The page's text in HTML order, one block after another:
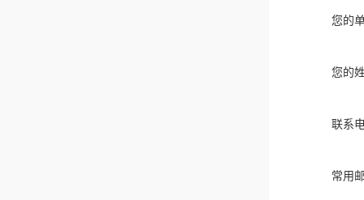
您的
您的
联系
常用